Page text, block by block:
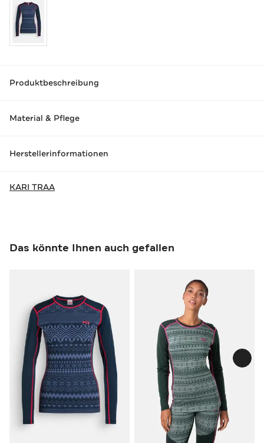
Produktbeschreibung
Material & Pflege
Herstellerinformationen
KARI TRAA
Das könnte Ihnen auch gefallen